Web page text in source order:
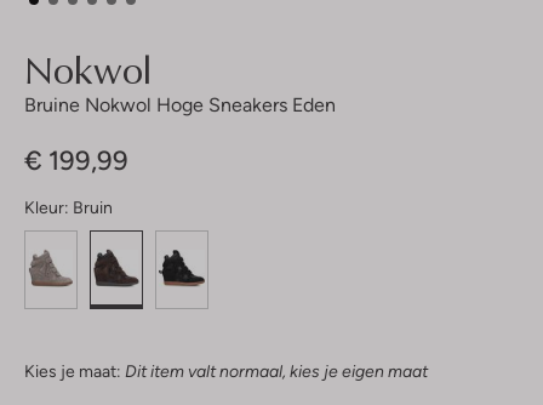
Nokwol
Bruine Nokwol Hoge Sneakers Eden
€ 199,99
Kleur: Bruin
Kies je maat: Dit item valt normaal, kies je eigen maat